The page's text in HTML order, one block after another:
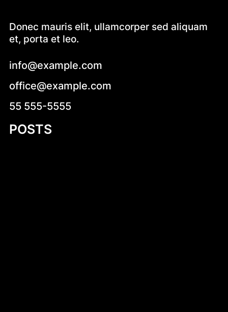
Donec mauris elit, ullamcorper sed aliquam
et, porta et leo.
info@example.com
office@example.com
55 555-5555
POSTS